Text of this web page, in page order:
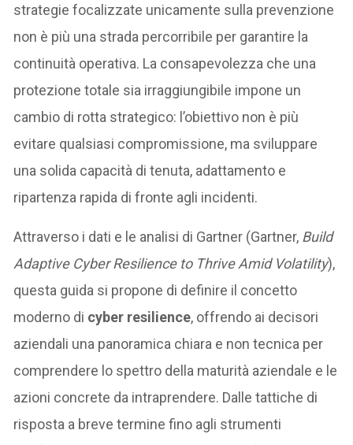
strategie focalizzate unicamente sulla prevenzione
non è più una strada percorribile per garantire la
continuità operativa. La consapevolezza che una
protezione totale sia irraggiungibile impone un
cambio di rotta strategico: l’obiettivo non è più
evitare qualsiasi compromissione, ma sviluppare
una solida capacità di tenuta, adattamento e
ripartenza rapida di fronte agli incidenti.
Attraverso i dati e le analisi di Gartner (Gartner, Build
Adaptive Cyber Resilience to Thrive Amid Volatility),
questa guida si propone di definire il concetto
moderno di cyber resilience, offrendo ai decisori
aziendali una panoramica chiara e non tecnica per
comprendere lo spettro della maturità aziendale e le
azioni concrete da intraprendere. Dalle tattiche di
risposta a breve termine fino agli strumenti